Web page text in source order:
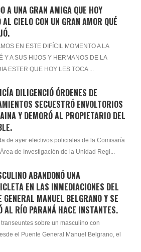
A UNA GRAN AMIGA QUE HOY
CIELO CON UN GRAN AMOR QUÉ
EN ESTE DIFÍCIL MOMENTO A LA
Y A SUS HIJOS Y HERMANOS DE LA
ESTER QUE HOY LES TOCA ...
DILIGENCIÓ ÓRDENES DE
SECUESTRÓ ENVOLTORIOS
Y DEMORÓ AL PROPIETARIO DEL
de ayer efectivos policiales de la Comisaría
de Investigación de la Unidad Regi...
ABANDONÓ UNA
EN LAS INMEDIACIONES DEL
GENERAL MANUEL BELGRANO Y SE
AL RÍO PARANÁ HACE INSTANTES.
sobre un masculino con
el Puente General Manuel Belgrano, el